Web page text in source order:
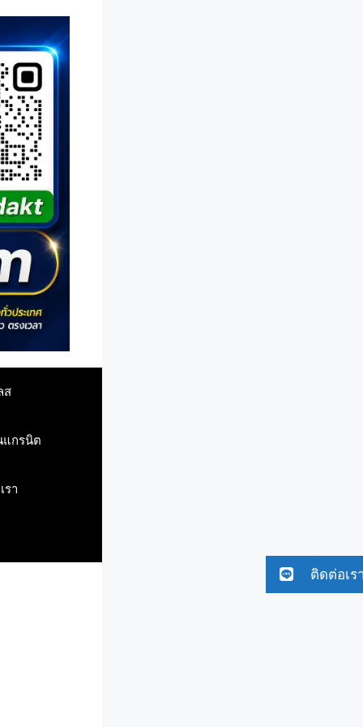
ส
กรนิต
รา
ติดต่อเร